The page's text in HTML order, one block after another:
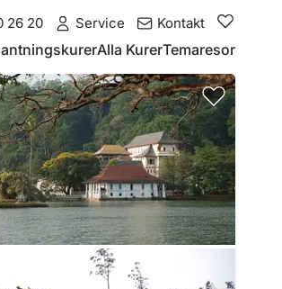
26 20 Service Kontakt
Alla KurerTemaresor